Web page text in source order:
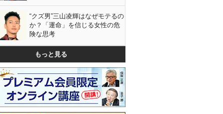
“クズ男”三山凌輝はなぜモテるの
か？「運命」を信じる女性の危
険な思考
もっと見る